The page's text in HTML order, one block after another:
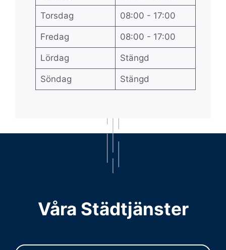
Torsdag 08:00 - 17:00
Fredag 08:00 - 17:00
Lördag Stängd
Söndag Stängd
Våra Städtjänster